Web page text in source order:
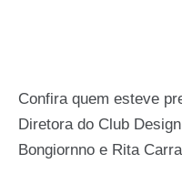
Confira quem esteve
Diretora do Club
Bongiornno e Rita